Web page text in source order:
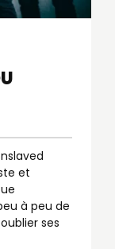
et
à peu de
ses